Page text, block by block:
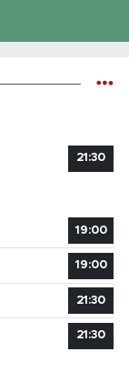
21:30
19:00
19:00
21:30
21:30